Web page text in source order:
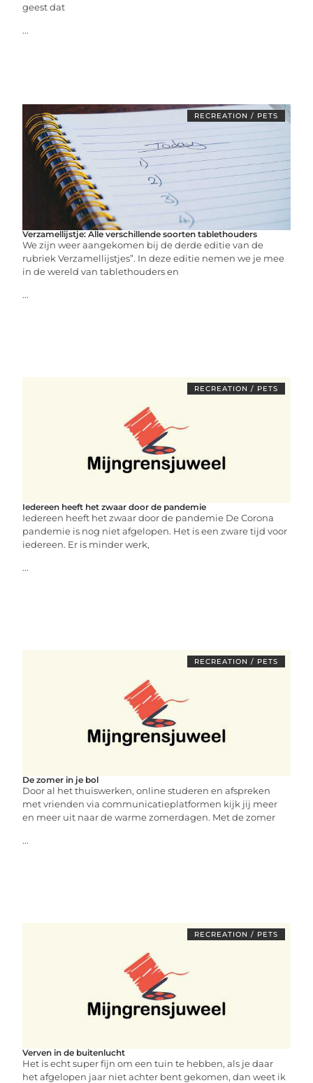
geest dat
...
RECREATION / PETS
Verzamellijstje: Alle verschillende soorten tablethouders
We zijn weer aangekomen bij de derde editie van de
rubriek Verzamellijstjes”. In deze editie nemen we je mee
in de wereld van tablethouders en
...
RECREATION / PETS
Iedereen heeft het zwaar door de pandemie
Iedereen heeft het zwaar door de pandemie De Corona
pandemie is nog niet afgelopen. Het is een zware tijd voor
iedereen. Er is minder werk,
...
RECREATION / PETS
De zomer in je bol
Door al het thuiswerken, online studeren en afspreken
met vrienden via communicatieplatformen kijk jij meer
en meer uit naar de warme zomerdagen. Met de zomer
...
RECREATION / PETS
Verven in de buitenlucht
Het is echt super fijn om een tuin te hebben, als je daar
het afgelopen jaar niet achter bent gekomen, dan weet ik